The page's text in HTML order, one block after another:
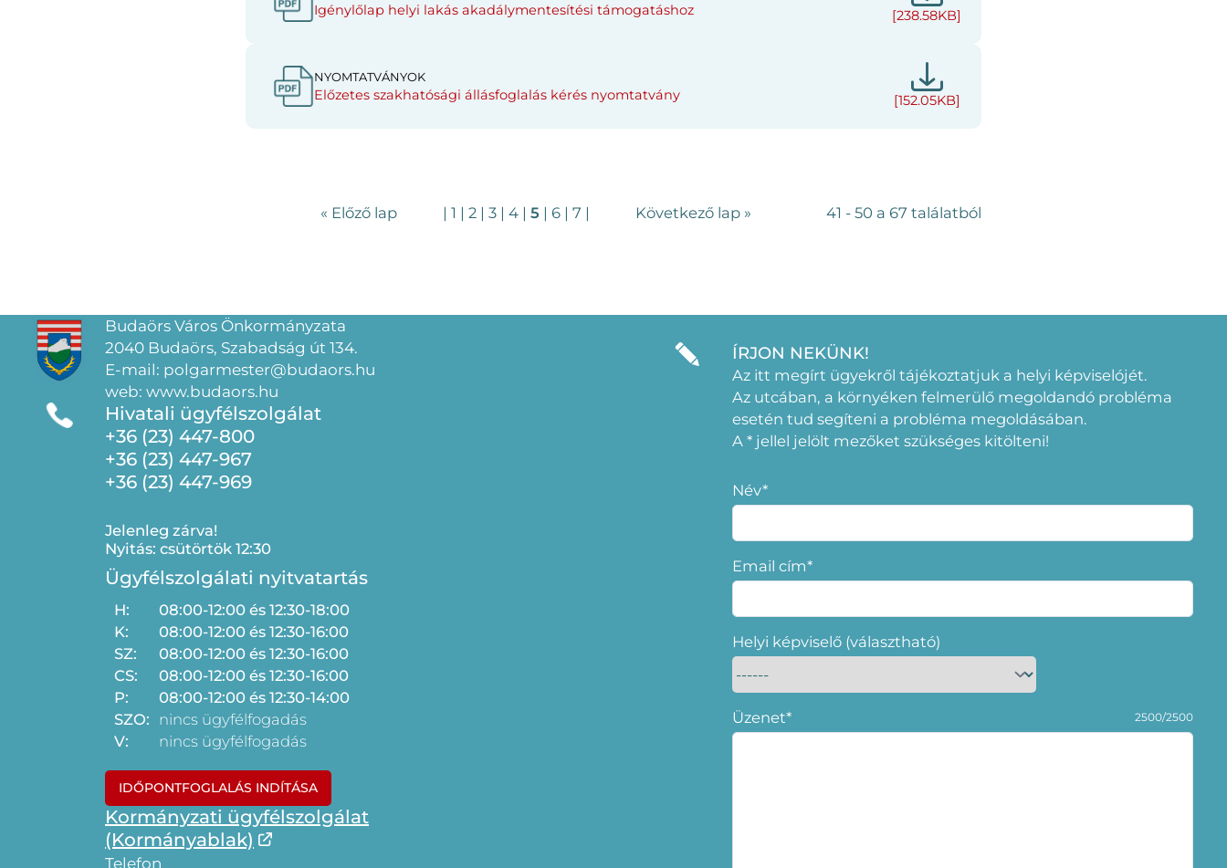
Igénylőlap helyi lakás akadálymentesítési támogatáshoz [238.58KB]
NYOMTATVÁNYOK
Előzetes szakhatósági állásfoglalás kérés nyomtatvány [152.05KB]
« Előző lap | 1 | 2 | 3 | 4 | 5 | 6 | 7 | Következő lap » 41 - 50 a 67 találatból
Budaörs Város Önkormányzata
2040 Budaörs, Szabadság út 134.
E-mail: polgarmester@budaors.hu
web: www.budaors.hu
Hivatali ügyfélszolgálat
+36 (23) 447-800
+36 (23) 447-967
+36 (23) 447-969
Jelenleg zárva!
Nyitás: csütörtök 12:30
Ügyfélszolgálati nyitvatartás
H:
08:00-12:00 és 12:30-18:00
K:
08:00-12:00 és 12:30-16:00
SZ:
08:00-12:00 és 12:30-16:00
CS:
08:00-12:00 és 12:30-16:00
P:
08:00-12:00 és 12:30-14:00
SZO: nincs ügyfélfogadás
V:
nincs ügyfélfogadás
IDŐPONTFOGLALÁS INDÍTÁSA
Kormányzati ügyfélszolgálat
(Kormányablak)
Telefon
ÍRJON NEKÜNK!
Az itt megírt ügyekről tájékoztatjuk a helyi képviselójét.
Az utcában, a környéken felmerülő megoldandó probléma
esetén tud segíteni a probléma megoldásában.
A * jellel jelölt mezőket szükséges kitölteni!
Név*
Email cím*
Helyi képviselő (választható)
Üzenet* 2500/2500